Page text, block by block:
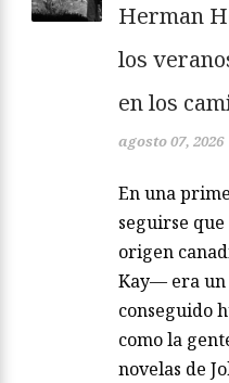
Herman
los
en los
agosto 07, 2026
En una
seguirse
origen
Kay— era un
conseguido
como la
novelas de